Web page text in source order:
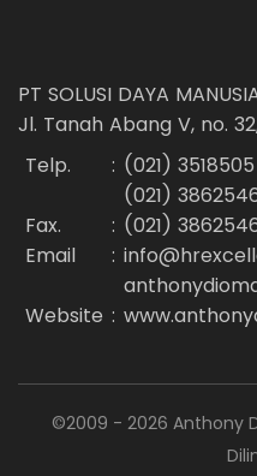
PT SOLUSI DAYA
Jl. Tanah Abang V, no.
Telp.
: (021) 3518505
(021)
Fax.
: (021)
Email
:
Website :
©2009 - 2026 Anthony